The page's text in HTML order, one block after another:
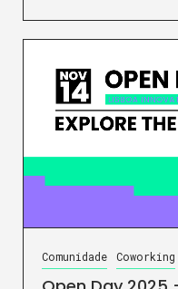
Comunidade Coworking